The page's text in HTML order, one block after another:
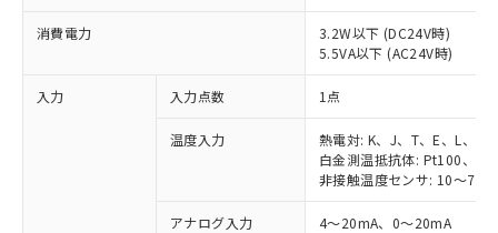
消費電力
3.2W以下 (DC24V時)
5.5VA以下 (AC24V時)
入力 入力点数 1点
温度入力
熱電対: K、J、T、E、L、U
白金測温抵抗体: Pt100、
非接触温度センサ: 10～
アナログ入力 4～20mA、0～20mA